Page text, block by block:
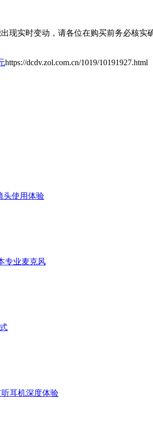
实时变动，请各位在购买前务必核实
https://dcdv.zol.com.cn/1019/10191927.html
头使用体验
专业麦克风
耳机深度体验